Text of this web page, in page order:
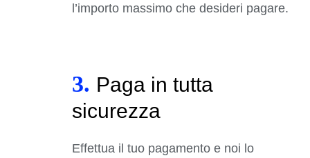
l’importo massimo che desideri pagare.
3. Paga in tutta
sicurezza
Effettua il tuo pagamento e noi lo